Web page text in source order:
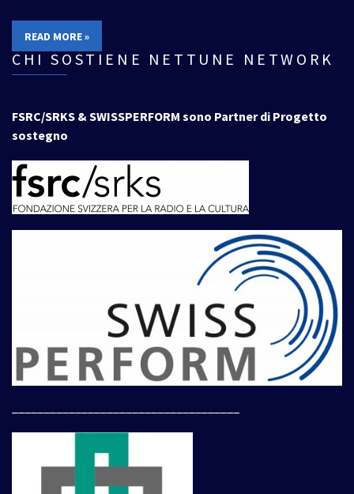
READ MORE »
CHI SOSTIENE NETTUNE NETWORK
FSRC/SRKS & SWISSPERFORM sono Partner di Progetto
sostegno